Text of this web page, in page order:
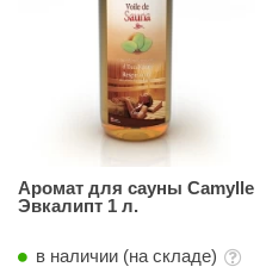
Аромат для сауны Camylle
Эвкалипт 1 л.
в наличии (на складе)